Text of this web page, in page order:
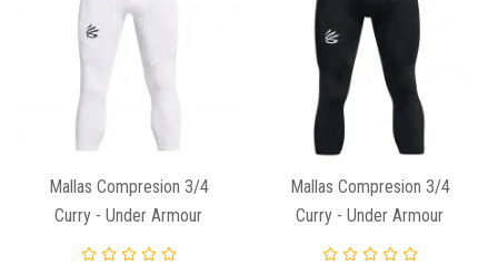
Mallas Compresion 3/4
Curry - Under Armour
Blancas
Mallas Compresion 3/4
Curry - Under Armour
Negras